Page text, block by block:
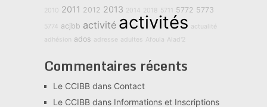
2010 2011 2012 2013 2014 2018 5711 5772 5773
5774 acjbb activité activités actualité
adhésion ados adresse adultes Afoula Alad'2
Commentaires récents
Le CCIBBdans Contact
Le CCIBBdans Informations et Inscriptions